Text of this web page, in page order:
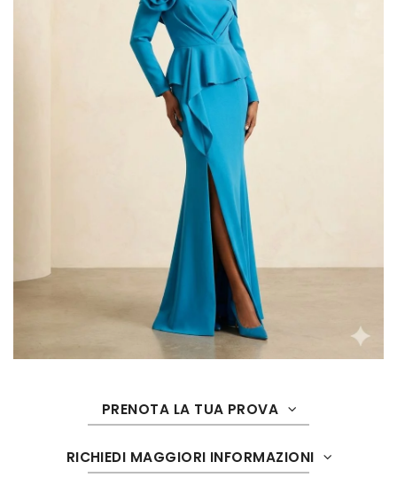
PRENOTA LA TUA PROVA
RICHIEDI MAGGIORI INFORMAZIONI